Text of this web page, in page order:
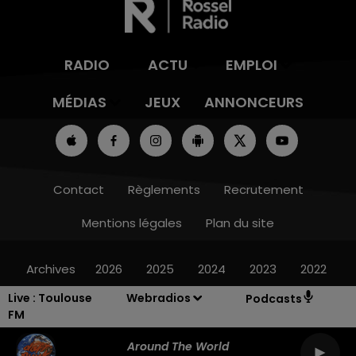
Live : Toulouse
FM
Webradios Podcasts
Around The World
RADIO ACTU
EMPLOI
MÉDIAS
JEUX ANNONCEURS
Contact Règlements
Recrutement
Mentions légales
Plan du site
Archives 2026 2025 2024 2023 2022